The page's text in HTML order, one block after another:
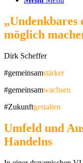
„Undenkbares
möglich
Dirk Scheffer
#gemeinsamstärker
#gemeinsamwachsen
#Zukunftgestalten
Umfeld und
Handelns